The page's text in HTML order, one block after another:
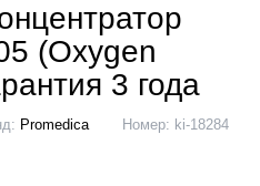
(Oxygen
3 года
Promedica Номер: ki-18284